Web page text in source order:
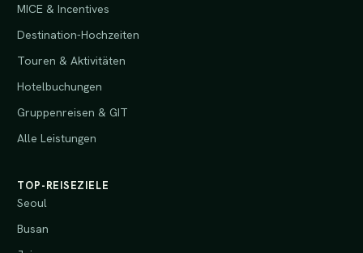
MICE & Incentives
Destination-Hochzeiten
Touren & Aktivitäten
Hotelbuchungen
Gruppenreisen & GIT
Alle Leistungen
TOP-REISEZIELE
Seoul
Busan